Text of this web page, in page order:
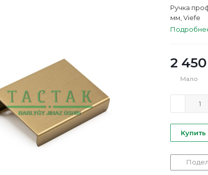
Ручка
мм, Viefe
2 450
Мало
Купить